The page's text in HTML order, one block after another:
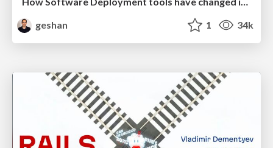
geshan
1 34k